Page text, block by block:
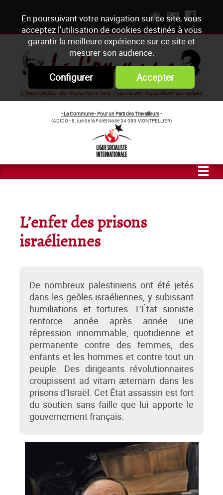
En poursuivant votre navigation sur ce site, vous
acceptez l’utilisation de cookies destinés à vous
garantir la meilleure expérience sur ce site et
mesurer son audience.
Configurer Accepter
- La Commune - Pour un Parti des Travailleurs-
(ADIDO - 8, rue de la Forêt Noire 34 080 MONTPELLIER)
L’enfer des prisons
israéliennes
De nombreux palestiniens ont été jetés
dans les geôles israéliennes, y subissant
humiliations et tortures. L’État sioniste
renforce année après année une
répression innommable, quotidienne et
permanente contre des femmes, des
enfants et les hommes et contre tout un
peuple. Des dirigeants révolutionnaires
croupissent ad vitam æternam dans les
prisons d’Israël. Cet État assassin est fort
du soutien sans faille que lui apporte le
gouvernement français.